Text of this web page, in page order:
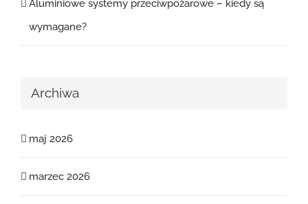
Aluminiowe systemy przeciwpożarowe – kiedy są
wymagane?
Archiwa
maj 2026
marzec 2026